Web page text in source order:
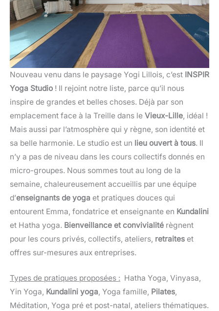
Nouveau venu dans le paysage Yogi Lillois, c’est INSPIR
Yoga Studio ! Il rejoint notre liste, parce qu’il nous
inspire de grandes et belles choses. Déjà par son
emplacement face à la Treille dans le Vieux-Lille, idéal !
Mais aussi par l’atmosphère qui y règne, son identité et
sa belle harmonie. Le studio est un lieu ouvert à tous. Il
n’y a pas de niveau dans les cours collectifs donnés en
micro-groupes. Nous sommes tout au long de la
semaine, chaleureusement accueillis par une équipe
d’enseignants de yoga et pratiques douces qui
entourent Emma, fondatrice et enseignante en Kundalini
et Hatha yoga. Bienveillance et convivialité règnent
pour les cours privés, collectifs, ateliers, retraites et
offres sur-mesures aux entreprises.
Types de pratiques proposées : Hatha Yoga, Vinyasa,
Yin Yoga, Kundalini yoga, Yoga famille, Pilates,
Méditation, Yoga pré et post-natal, ateliers thématiques.